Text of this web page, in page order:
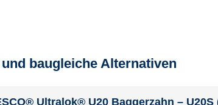
baugleiche Alternativen
Ultralok® U20 Baggerzahn – U20S